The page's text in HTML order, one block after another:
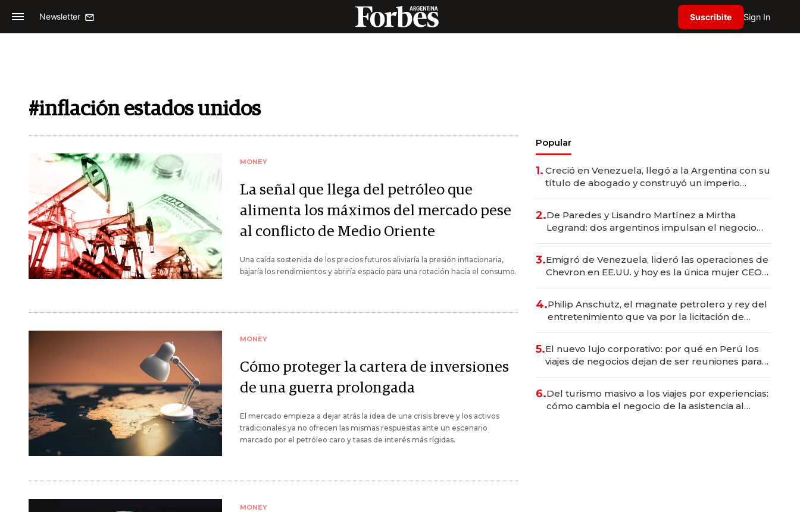
Newsletter Suscribite Sign In
#inflación estados unidos
MONEY
La señal que llega del petróleo que
alimenta los máximos del mercado pese
al conflicto de Medio Oriente
Una caída sostenida de los precios futuros aliviaría la presión inflacionaria,
bajaría los rendimientos y abriría espacio para una rotación hacia el consumo.
MONEY
Cómo proteger la cartera de inversiones
de una guerra prolongada
El mercado empieza a dejar atrás la idea de una crisis breve y los activos
tradicionales ya no ofrecen las mismas respuestas ante un escenario
marcado por el petróleo caro y tasas de interés más rígidas.
MONEY
Popular
1. Creció en Venezuela, llegó a la Argentina con su
título de abogado y construyó un imperio
2.De Paredes y Lisandro Martínez a Mirtha
Legrand: dos argentinos impulsan el negocio
3.Emigró de Venezuela, lideró las operaciones de
Chevron en EE.UU. y hoy es la única mujer CEO
4.Philip Anschutz, el magnate petrolero y rey del
entretenimiento que va por la licitación de
5.El nuevo lujo corporativo: por qué en Perú los
viajes de negocios dejan de ser reuniones para
6.Del turismo masivo a los viajes por experiencias:
cómo cambia el negocio de la asistencia al